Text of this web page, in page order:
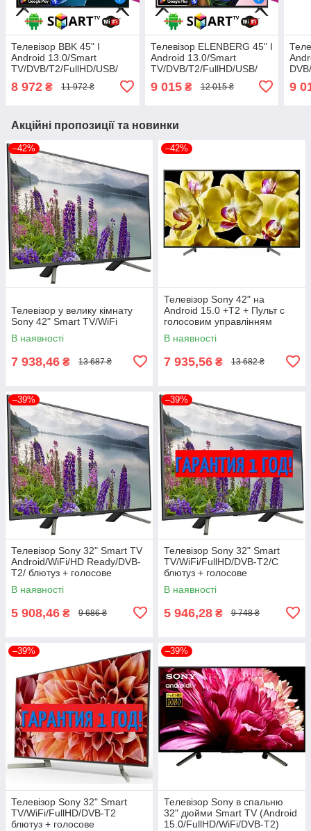
Телевізор BBK 45" I
Android 13.0/Smart
TV/DVB/T2/FullHD/USB/
голосове управління
8 972 ₴ 11 972 ₴
Телевізор ELENBERG 45" I
Android 13.0/Smart
TV/DVB/T2/FullHD/USB/
голосове управління
9 015₴ 12 015 ₴ 9
Акційні пропозиції та новинки
–42%
Телевізор у велику кімнату
Sony 42" Smart TV/WiFi
В наявності
7 938,46 ₴ 13 687 ₴
–42%
Телевізор Sony 42" на
Android 15.0 +T2 + Пульт с
голосовим управлінням
В наявності
7 935,56 ₴ 13 682 ₴
–39%
Телевізор Sony 32" Smart TV
Android/WiFi/HD Ready/DVB-
T2/ блютуз + голосове
управління
В наявності
5 908,46 ₴ 9 686 ₴
–39%
Телевізор Sony 32" Smart
TV/WiFi/FullHD/DVB-T2/C
блютуз + голосове
управління
В наявності
5 946,28 ₴ 9 748 ₴
–39%
Телевізор Sony 32" Smart
TV/WiFi/FullHD/DVB-T2
блютуз + голосове
–39%
Телевізор Sony в спальню
32" дюйми Smart TV (Android
15.0/FullHD/WiFi/DVB-T2)